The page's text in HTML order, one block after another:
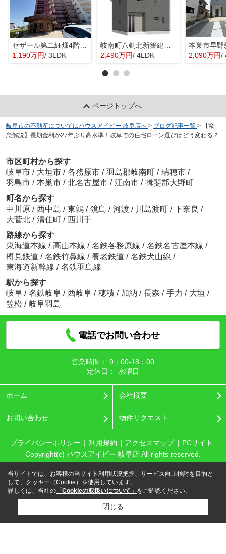
セザール第二細畑4階部分！敷地内駐車場あり！浴室乾燥機・食器洗浄乾燥機付き！細畑駅まで徒歩10分！
1,190万円/ 3LDK
2,490万円/ 4LDK 2,090万円/
ページトップへ
岐阜市の不動産についてはハウスアイビー 岐阜店へ > ブログ記事一覧 >
【緊
急解説】長期金利が27年ぶり高水準！岐阜での住宅ローン選びはどう変わる？
市区町村から探す
岐阜市 / 大垣市 / 各務原市 / 羽島郡岐南町 / 瑞穂市 /
羽島市 / 本巣市 / 北名古屋市 / 江南市 / 揖斐郡大野町
町名から探す
中川原 / 西中島 / 東鶉 / 鏡島 / 河渡 / 川島渡町 / 下奈良 /
大菅北 / 清住町 / 西川手
路線から探す
東海道本線 / 高山本線 / 名鉄各務原線 / 名鉄名古屋本線 /
樽見鉄道 / 名鉄竹鼻線 / 養老鉄道 / 名鉄犬山線 /
東海道新幹線 / 名鉄羽島線
駅から探す
岐阜 / 名鉄岐阜 / 西岐阜 / 穂積 / 加納 / 長森 / 手力 / 大垣 /
笠松 / 岐阜羽島
電話でお問い合わせ
営業時間：
9：00‐18：00
定休日：
水曜日
ホーム 会社概要
お問い合わせ 物件リクエスト
プライバシーポリシー 利用規約 アクセスマップ
PCサイト
Copyright(c) ハウスアイビー 岐阜店 All rights reserved.
当サイトでは、お客様の当サイト利用状況把握、サービス向上検討を目的と
して、クッキー（Cookie）を使用しています。
詳しくは、当社の 「Cookieの取扱いについて」 をご確認ください。
閉じる